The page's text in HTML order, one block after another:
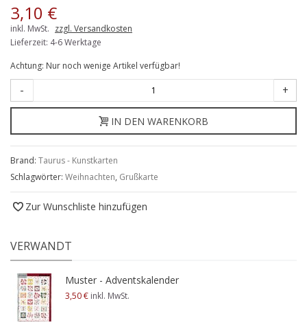
3,10 €
inkl. MwSt. zzgl. Versandkosten
Lieferzeit: 4-6 Werktage
Achtung: Nur noch wenige Artikel verfügbar!
- +
IN DEN WARENKORB
Brand: Taurus - Kunstkarten
Schlagwörter: Weihnachten, Grußkarte
Zur Wunschliste hinzufügen
VERWANDT
Muster - Adventskalender
3,50 € inkl. MwSt.